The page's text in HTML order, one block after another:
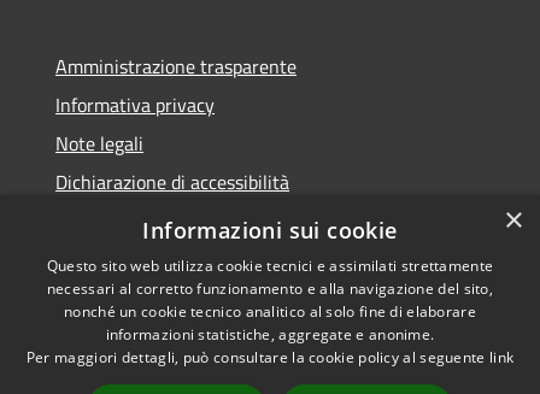
Amministrazione trasparente
Informativa privacy
Note legali
Dichiarazione di accessibilità
Dichiarazione di accessibilità APP Municipium
Accessibilità
Copyright © 2026 • Comune di
Besana in Brianza • Powered
×
Informazioni sui cookie
Questo sito web utilizza cookie tecnici e assimilati strettamente
necessari al corretto funzionamento e alla navigazione del sito,
nonché un cookie tecnico analitico al solo fine di elaborare
informazioni statistiche, aggregate e anonime.
Per maggiori dettagli, può consultare la cookie policy al seguente link